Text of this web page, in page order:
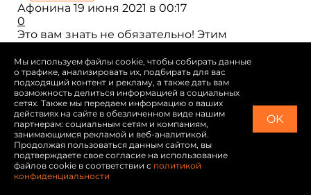
Афонина 19 июня 2021 в 00:17
0
Это вам знать не обязательно! Этим
виновный понесет наказание будь то
застройщик или житель этого дома!!! Вы
взрослая женщина а ведёте себя как ребенок!
С вами отказались сотрудничать так вы
начинаете истерить, статьи выкладывать
нелепые в интернет. Вы сами то чего добиться
хотите этими статьями? Причем вы пишите
что человек вставал на батарею,вы откуда это
взяли? Для чего эта клевета? И про какую
справку вы все время пишите? Вы хоть знаете
Мы используем файлы cookie, чтобы собирать данные
о трафике, анализировать их, подбирать для вас
подходящий контент и рекламу, а также дать вам
возможность делиться информацией в социальных
сетях. Также мы передаем информацию о ваших
действиях на сайте в обезличенном виде нашим
партнерам: социальным сетям и компаниям,
занимающимся рекламой и веб-аналитикой.
Продолжая пользоваться данным сайтом, вы
подтверждаете свое согласие на использование
файлов cookie в соответствии с политикой
конфиденциальности
OK